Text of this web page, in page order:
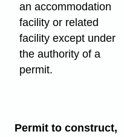
an accommodation
facility or related
facility except under
the authority of a
permit.
Permit to construct,